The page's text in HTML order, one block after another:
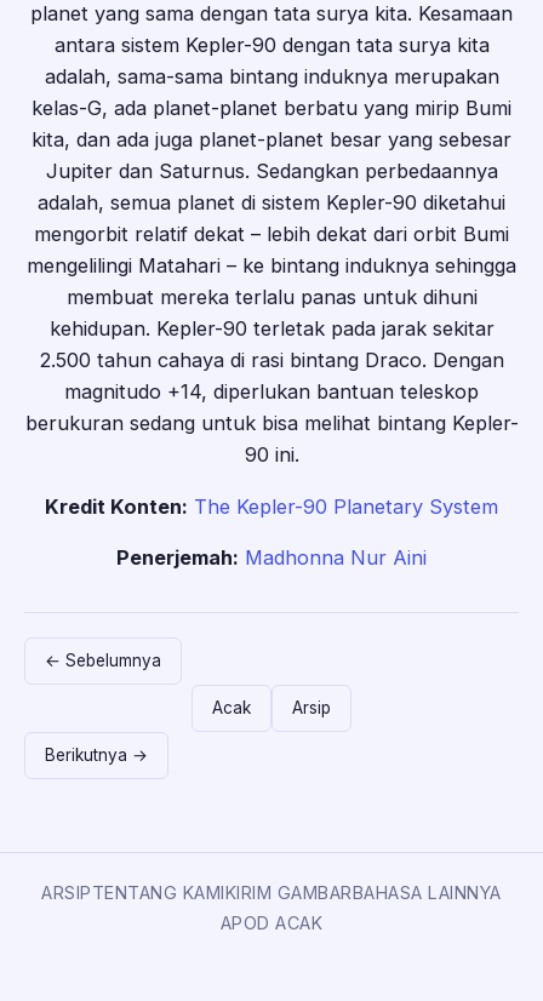
planet yang sama dengan tata surya kita. Kesamaan
antara sistem Kepler-90 dengan tata surya kita
adalah, sama-sama bintang induknya merupakan
kelas-G, ada planet-planet berbatu yang mirip Bumi
kita, dan ada juga planet-planet besar yang sebesar
Jupiter dan Saturnus. Sedangkan perbedaannya
adalah, semua planet di sistem Kepler-90 diketahui
mengorbit relatif dekat – lebih dekat dari orbit Bumi
mengelilingi Matahari – ke bintang induknya sehingga
membuat mereka terlalu panas untuk dihuni
kehidupan. Kepler-90 terletak pada jarak sekitar
2.500 tahun cahaya di rasi bintang Draco. Dengan
magnitudo +14, diperlukan bantuan teleskop
berukuran sedang untuk bisa melihat bintang Kepler-
90 ini.
Kredit Konten: The Kepler-90 Planetary System
Penerjemah: Madhonna Nur Aini
← Sebelumnya
Acak Arsip
Berikutnya →
ARSIPTENTANG KAMIKIRIM GAMBARBAHASA LAINNYA
APOD ACAK